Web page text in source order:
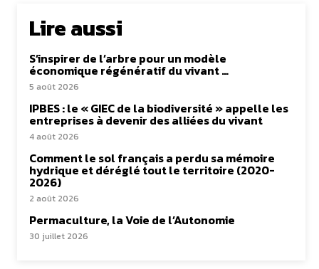
Lire aussi
S’inspirer de l’arbre pour un modèle
économique régénératif du vivant …
5 août 2026
IPBES : le « GIEC de la biodiversité » appelle les
entreprises à devenir des alliées du vivant
4 août 2026
Comment le sol français a perdu sa mémoire
hydrique et déréglé tout le territoire (2020-
2026)
2 août 2026
Permaculture, la Voie de l’Autonomie
30 juillet 2026